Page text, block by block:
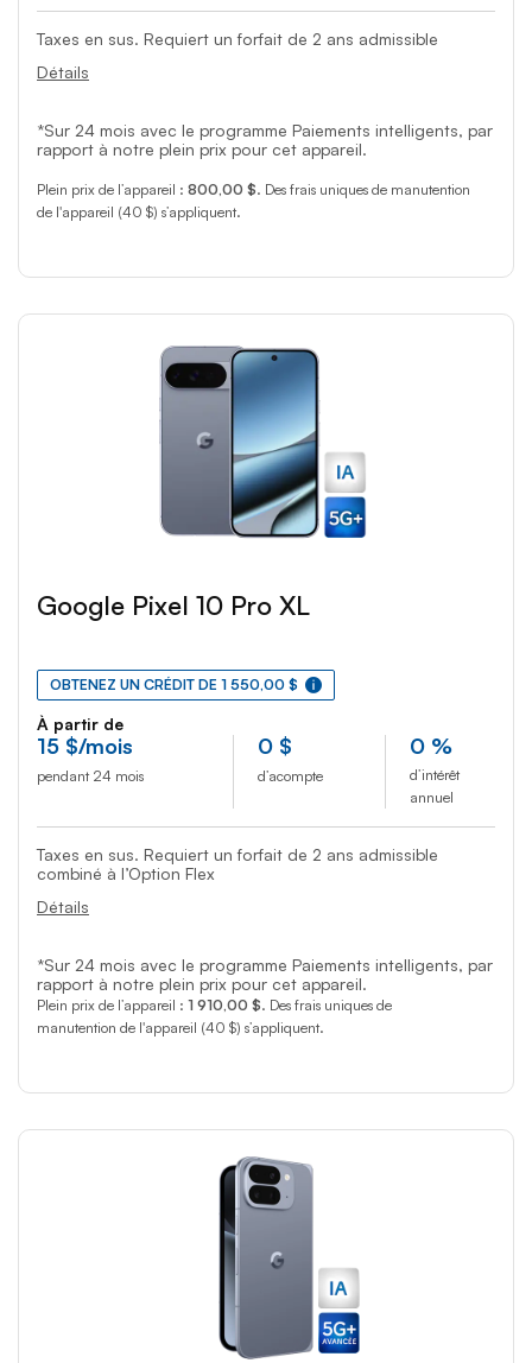
Taxes en sus. Requiert un forfait de 2 ans admissible
Détails
*Sur 24 mois avec le programme Paiements intelligents, par
rapport à notre plein prix pour cet appareil.
Plein prix de l’appareil : 800,00 $. Des frais uniques de manutention
de l'appareil (40 $) s’appliquent.
Google Pixel 10 Pro XL
OBTENEZ UN CRÉDIT DE 1 550,00 $
À partir de
15 $/mois
pendant 24 mois
0 $
d’acompte
0 %
d’intérêt
annuel
Taxes en sus. Requiert un forfait de 2 ans admissible
combiné à l’Option Flex
Détails
*Sur 24 mois avec le programme Paiements intelligents, par
rapport à notre plein prix pour cet appareil.
Plein prix de l’appareil : 1 910,00 $. Des frais uniques de
manutention de l'appareil (40 $) s’appliquent.